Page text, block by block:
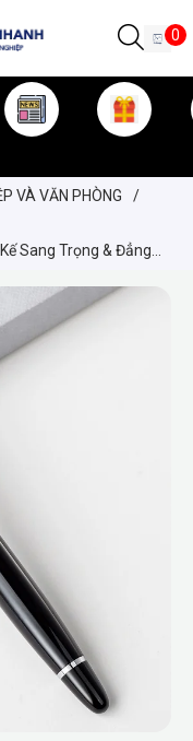
0
VÀ VĂN PHÒNG
/
Sang Trọng & Đẳng